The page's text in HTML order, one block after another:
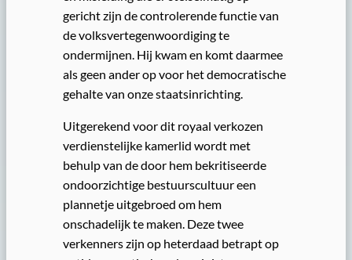
gericht zijn de controlerende functie van
de volksvertegenwoordiging te
ondermijnen. Hij kwam en komt daarmee
als geen ander op voor het democratische
gehalte van onze staatsinrichting.
Uitgerekend voor dit royaal verkozen
verdienstelijke kamerlid wordt met
behulp van de door hem bekritiseerde
ondoorzichtige bestuurscultuur een
plannetje uitgebroed om hem
onschadelijk te maken. Deze twee
verkenners zijn op heterdaad betrapt op